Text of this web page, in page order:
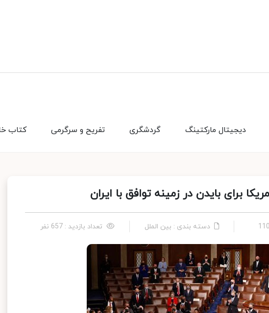
کتاب تفریح و سرگرمی گردشگری دیجیتال مارکتینگ
برای بایدن در زمینه توافق با ایران
دسته بندی : بین الملل تعداد بازدید : 657 نفر